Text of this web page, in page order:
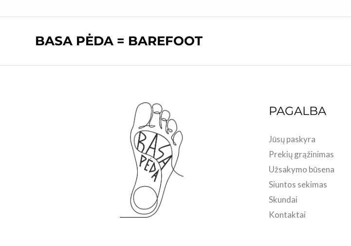
BASA PĖDA = BAREFOOT
PAGALBA
Jūsų paskyra
Prekių grąžinimas
Užsakymo būsena
Siuntos sekimas
Skundai
Kontaktai